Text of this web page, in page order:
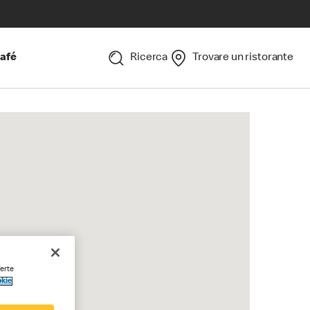
Ricerca Trovare un ristorante